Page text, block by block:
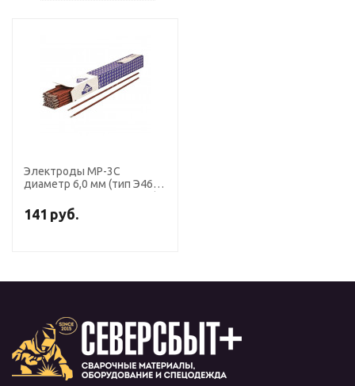
Электроды МР-3С
диаметр 6,0 мм (тип Э46,
(пачка 5 кг, ЛЭЗ)
141 руб.